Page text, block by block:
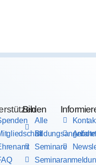
Bilden
Alle
Bildungsangebote
Seminare
Anfahrt